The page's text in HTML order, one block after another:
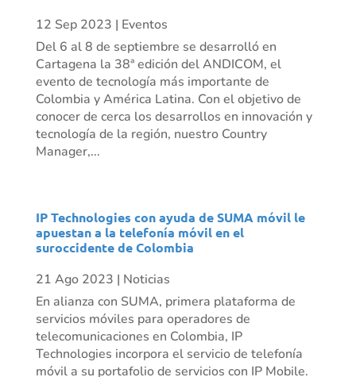
12 Sep 2023 | Eventos
Del 6 al 8 de septiembre se desarrolló en
Cartagena la 38ª edición del ANDICOM, el
evento de tecnología más importante de
Colombia y América Latina. Con el objetivo de
conocer de cerca los desarrollos en innovación y
tecnología de la región, nuestro Country
Manager,...
IP Technologies con ayuda de SUMA móvil le
apuestan a la telefonía móvil en el
suroccidente de Colombia
21 Ago 2023 | Noticias
En alianza con SUMA, primera plataforma de
servicios móviles para operadores de
telecomunicaciones en Colombia, IP
Technologies incorpora el servicio de telefonía
móvil a su portafolio de servicios con IP Mobile.